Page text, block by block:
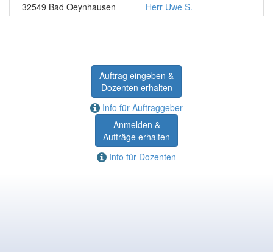
32549 Bad Oeynhausen
Herr Uwe S.
Auftrag eingeben &
Dozenten erhalten
Info für Auftraggeber
Anmelden &
Aufträge erhalten
Info für Dozenten